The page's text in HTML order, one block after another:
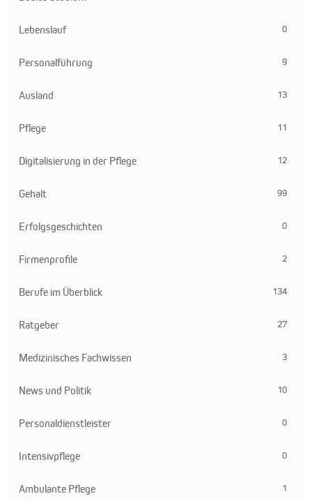
Lebenslauf 0
Personalführung 9
Ausland 13
Pflege 11
Digitalisierung in der Pflege 12
Gehalt 99
Erfolgsgeschichten 0
Firmenprofile 2
Berufe im Überblick 134
Ratgeber 27
Medizinisches Fachwissen 3
News und Politik 10
Personaldienstleister 0
Intensivpflege 0
Ambulante Pflege 1